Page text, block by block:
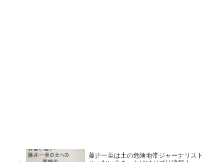
藤井一至は土の危険地帯ジャーナリスト